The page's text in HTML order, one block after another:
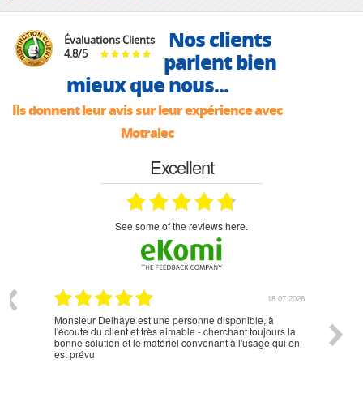
Évaluations Clients
4.8/5
Nos clients
parlent bien
mieux que nous...
Ils donnent leur avis sur leur expérience avec
Motralec
Excellent
see some of the reviews here.
18.07.2026
Monsieur Delhaye est une personne disponible, à
l'écoute du client et très aimable - cherchant toujours la
bonne solution et le matériel convenant à l'usage qui en
est prévu